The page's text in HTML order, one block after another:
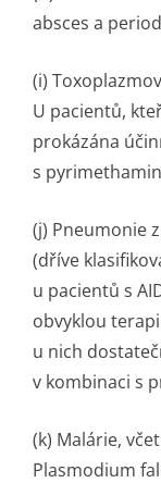
absces a
(i)
U pacientů,
prokázána
s
(j) Pneumonie
(dříve
u pacientů s
obvyklou
u nich
v kombinaci s
(k) Malárie,
Plasmodium